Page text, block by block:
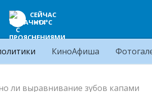
СЕЙЧАС
+14°C
КиноАфиша
ли выравнивание зубов капами